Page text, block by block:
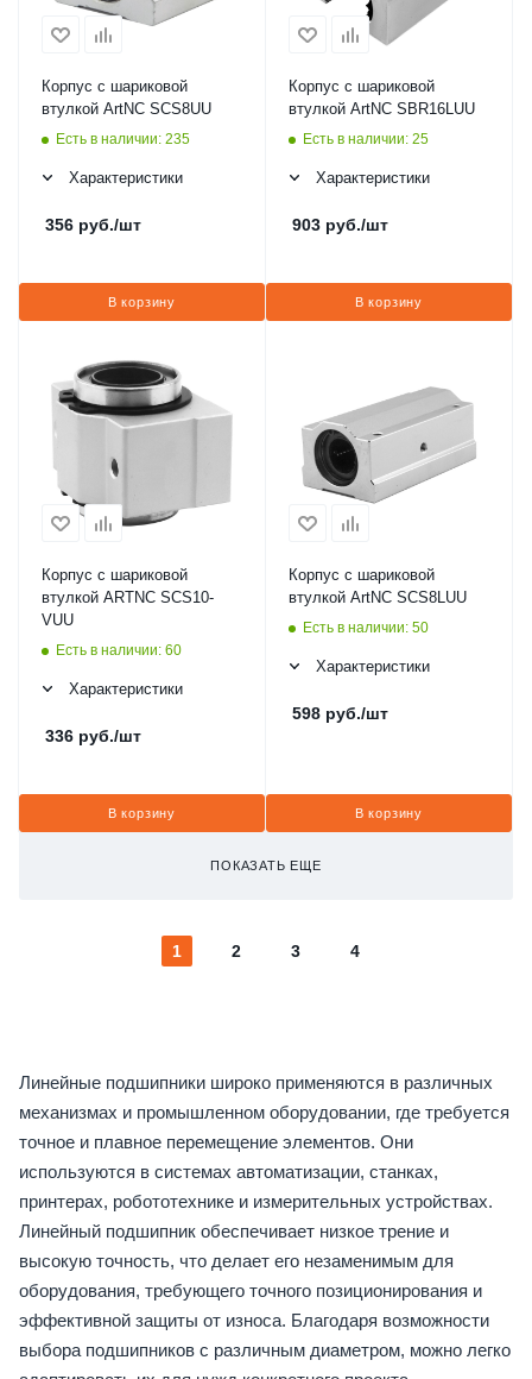
Корпус с шариковой
втулкой ArtNC SCS8UU
Есть в наличии: 235
Характеристики
356 руб./шт
В корзину
Корпус с шариковой
втулкой ArtNC SBR16LUU
Есть в наличии: 25
Характеристики
903 руб./шт
В корзину
Корпус с шариковой
втулкой ARTNC SCS10-
VUU
Есть в наличии: 60
Характеристики
336 руб./шт
В корзину
Корпус с шариковой
втулкой ArtNC SCS8LUU
Есть в наличии: 50
Характеристики
598 руб./шт
В корзину
ПОКАЗАТЬ ЕЩЕ
1 2 3 4
Линейные подшипники широко применяются в различных
механизмах и промышленном оборудовании, где требуется
точное и плавное перемещение элементов. Они
используются в системах автоматизации, станках,
принтерах, робототехнике и измерительных устройствах.
Линейный подшипник обеспечивает низкое трение и
высокую точность, что делает его незаменимым для
оборудования, требующего точного позиционирования и
эффективной защиты от износа. Благодаря возможности
выбора подшипников с различным диаметром, можно легко